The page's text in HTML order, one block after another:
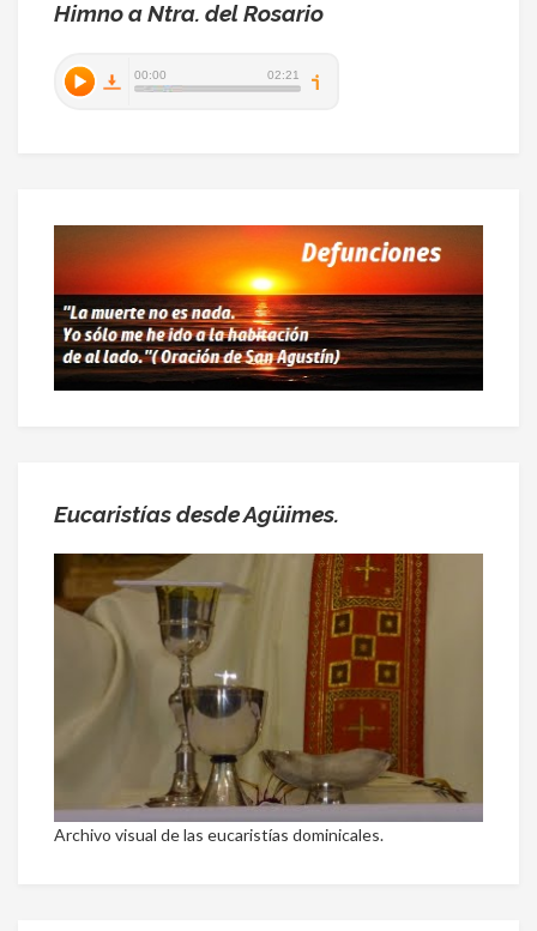
Himno a Ntra. del Rosario
Eucaristías desde Agüimes.
Archivo visual de las eucaristías dominicales.